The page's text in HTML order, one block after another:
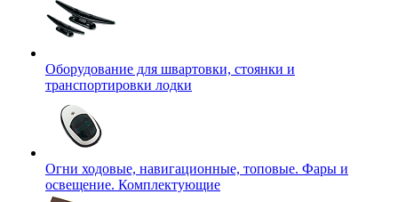
Оборудование для швартовки, стоянки и
транспортировки лодки
Огни ходовые, навигационные, топовые. Фары и
освещение. Комплектующие